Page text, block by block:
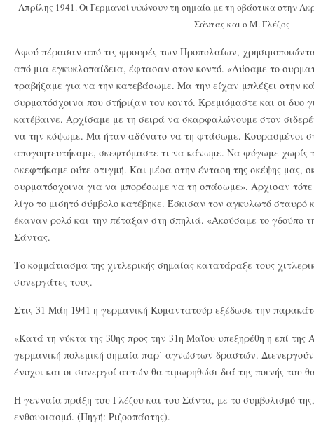
Απρίλης 1941. Οι Γερμανοί υψώνουν τη σημαία με τη σβάστικα στην
Σάντας και ο Μ. Γλέζος
Αφού πέρασαν από τις φρουρές των Προπυλαίων,
από μια εγκυκλοπαίδεια, έφτασαν στον κοντό. «Λύσαμε το
τραβήξαμε για να την κατεβάσωμε. Μα την είχαν μπλέξει στην
συρματόσχοινα που στήριζαν τον κοντό. Κρεμιόμαστε και οι δυο
κατέβαινε. Αρχίσαμε με τη σειρά να σκαρφαλώνουμε στον
να την κόψωμε. Μα ήταν αδύνατο να τη φτάσωμε. Κουρασμένοι
απογοητευτήκαμε, σκεφτόμαστε τι να κάνωμε. Να φύγωμε χωρίς
σκεφτήκαμε ούτε στιγμή. Και μέσα στην ένταση της σκέψης μας,
συρματόσχοινα για να μπορέσωμε να τη σπάσωμε». Αρχισαν τότε
λίγο το μισητό σύμβολο κατέβηκε. Έσκισαν τον αγκυλωτό σταυρό
έκαναν ρολό και την πέταξαν στη σπηλιά. «Ακούσαμε το γδούπο
Σάντας.
Το κομμάτιασμα της χιτλερικής σημαίας κατατάραξε τους
συνεργάτες τους.
Στις 31 Μάη 1941 η γερμανική Κομαντατούρ εξέδωσε την
«Κατά τη νύκτα της 30ης προς την 31η Μαΐου υπεξηρέθη η επί της
γερμανική πολεμική σημαία παρ΄ αγνώστων δραστών.
ένοχοι και οι συνεργοί αυτών θα τιμωρηθώσι διά της ποινής του
Η γενναία πράξη του Γλέζου και του Σάντα, με το συμβολισμό
ενθουσιασμό. (Πηγή: Ριζοσπάστης).